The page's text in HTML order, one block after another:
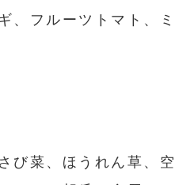
、フルーツトマト、ミ
び菜、ほうれん草、空